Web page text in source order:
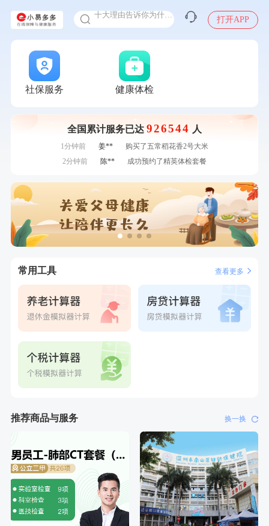
感染人偏肺病毒就会得肺炎吗
甲状腺癌怎么筛查
打开APP
社保服务 健康体检
全国累计服务已达 926544 人
7分钟前 袁**
购买了美的体重秤 MO-CW5 白色
7分钟前
购买了时尚羽毛球套装ES-YM601
成功预约了老年女性体检套餐
刚刚
成功预约了老年女性体检套餐
1分钟前
熊**
购买了时尚羽毛球套装ES-YM601
1分钟前
姜**
购买了五常稻花香2号大米
2分钟前
陈**
成功预约了精英体检套餐
毛**
购买了联创雅斯奶锅DF-CP103M
4分钟前
侯**
购买了汤臣倍健水飞蓟葛根丹参片（护肝片）1.02g*120片
6分钟前
郑**
成功预约了脑血管系统套餐
成功预约了白领女士体检套餐
7分钟前
购买了时尚羽毛球套装ES-YM601
刚刚
成功预约了老年女性体检套餐
常用工具 查看更多
推荐商品与服务 换一换